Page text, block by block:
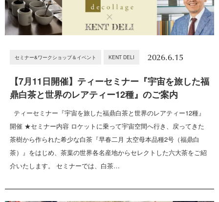
セミナー&ワークショップ＆イベント KENT DELI 2026.6.15
【7月11日開催】ティーセミナー『宇宙を旅した福
鼎白茶と世界のレアティー12種』のご案内
ティーセミナー『宇宙を旅した福鼎白茶と世界のレアティー12種』
開催 ★セミナー内容 ロケットに乗って宇宙空間へ行き、戻ってきた
茶樹から作られた希少な白茶『早春二月 太空母本品種2号（福鼎白
茶）』をはじめ、茶葉の世界各名産地からセレクトした六大茶をご紹
介いたします。 セミナーでは、白茶…